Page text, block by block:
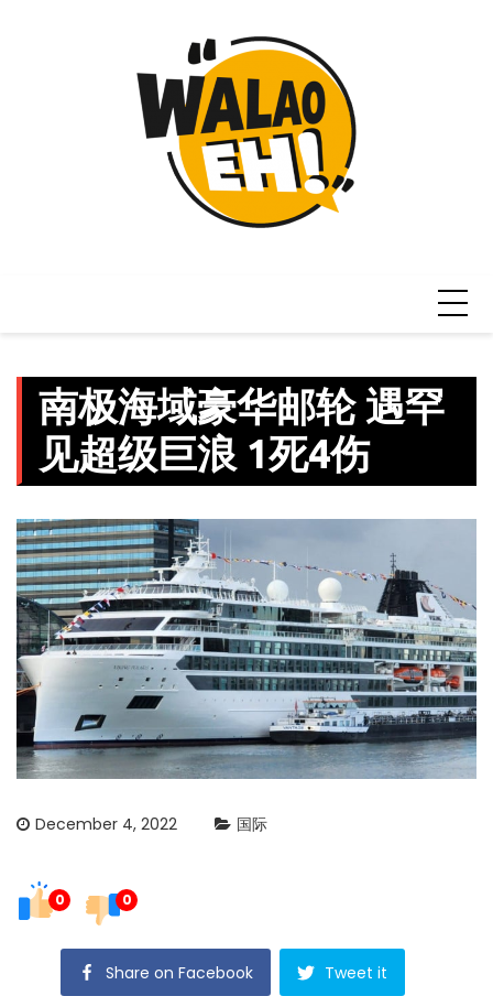
南极海域豪华邮轮 遇罕
见超级巨浪 1死4伤
December 4, 2022 国际
0 0
Share on Facebook Tweet it